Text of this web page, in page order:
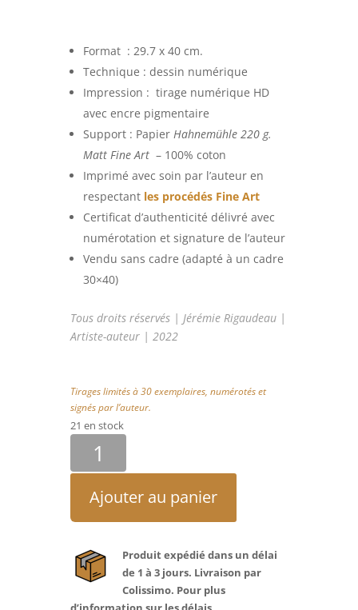
Format : 29.7 x 40 cm.
Technique : dessin numérique
Impression : tirage numérique HD
avec encre pigmentaire
Support : Papier Hahnemühle 220 g.
Matt Fine Art – 100% coton
Imprimé avec soin par l’auteur en
respectant les procédés Fine Art
Certificat d’authenticité délivré avec
numérotation et signature de l’auteur
Vendu sans cadre (adapté à un cadre
30×40)
Tous droits réservés | Jérémie Rigaudeau |
Artiste-auteur | 2022
Tirages limités à 30 exemplaires, numérotés et
signés par l’auteur.
21 en stock
#
NAISSANCE
D’UNE
Ajouter au panier
Produit expédié dans un délai
de 1 à 3 jours. Livraison par
Colissimo. Pour plus